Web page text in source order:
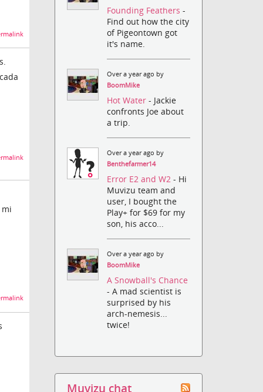
Founding Feathers-
Find out how the city
of Pigeontown got
it's name.
Over a year ago by
BoomMike
Hot Water- Jackie
confronts Joe about
a trip.
Over a year ago by
Benthefarmer14
Error E2 and W2- Hi
Muvizu team and
user, I bought the
Play+ for $69 for my
son, his acco...
Over a year ago by
BoomMike
A Snowball's Chance
- A mad scientist is
surprised by his
arch-nemesis...
twice!
Muvizu chat